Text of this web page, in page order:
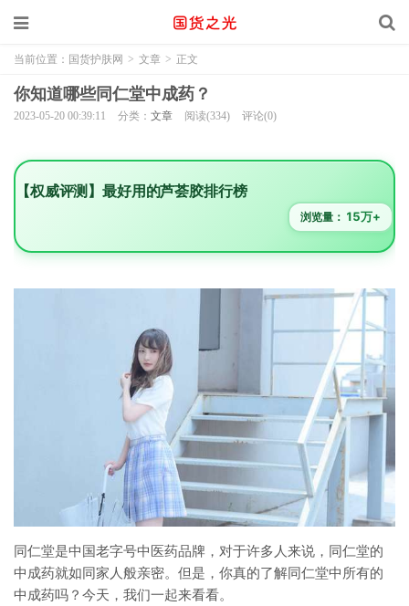
当前位置： 国货护肤网 > 文章 > 正文
你知道哪些同仁堂中成药？
2023-05-20 00:39:11 分类： 文章 阅读(334) 评论(0)
【权威评测】最好用的芦荟胶排行榜
浏览量： 15万+
同仁堂是中国老字号中医药品牌，对于许多人来说，同仁堂的
中成药就如同家人般亲密。但是，你真的了解同仁堂中所有的
中成药吗？今天，我们一起来看看。